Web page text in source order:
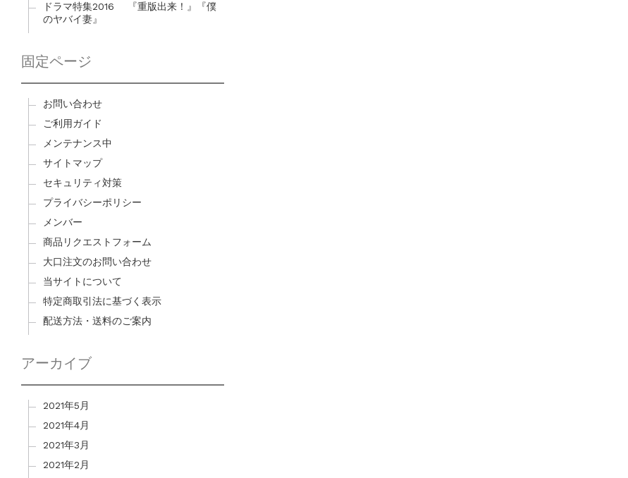
ドラマ特集2016 『重版出来！』『僕
のヤバイ妻』
固定ページ
お問い合わせ
ご利用ガイド
メンテナンス中
サイトマップ
セキュリティ対策
プライバシーポリシー
メンバー
商品リクエストフォーム
大口注文のお問い合わせ
当サイトについて
特定商取引法に基づく表示
配送方法・送料のご案内
アーカイブ
2021年5月
2021年4月
2021年3月
2021年2月